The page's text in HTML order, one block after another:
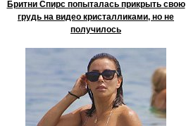
Бритни Спирс попыталась прикрыть свою
грудь на видео кристалликами, но не
получилось